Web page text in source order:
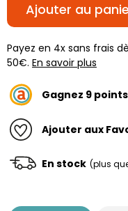
Ajouter au
Payez en 4x sans frais
50€. En savoir plus
Gagnez 9
Ajouter aux
En stock (plus